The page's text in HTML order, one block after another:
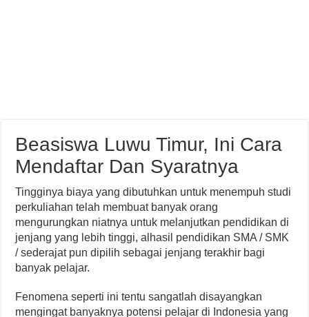
Beasiswa Luwu Timur, Ini Cara
Mendaftar Dan Syaratnya
Tingginya biaya yang dibutuhkan untuk menempuh studi
perkuliahan telah membuat banyak orang
mengurungkan niatnya untuk melanjutkan pendidikan di
jenjang yang lebih tinggi, alhasil pendidikan SMA / SMK
/ sederajat pun dipilih sebagai jenjang terakhir bagi
banyak pelajar.
Fenomena seperti ini tentu sangatlah disayangkan
mengingat banyaknya potensi pelajar di Indonesia yang